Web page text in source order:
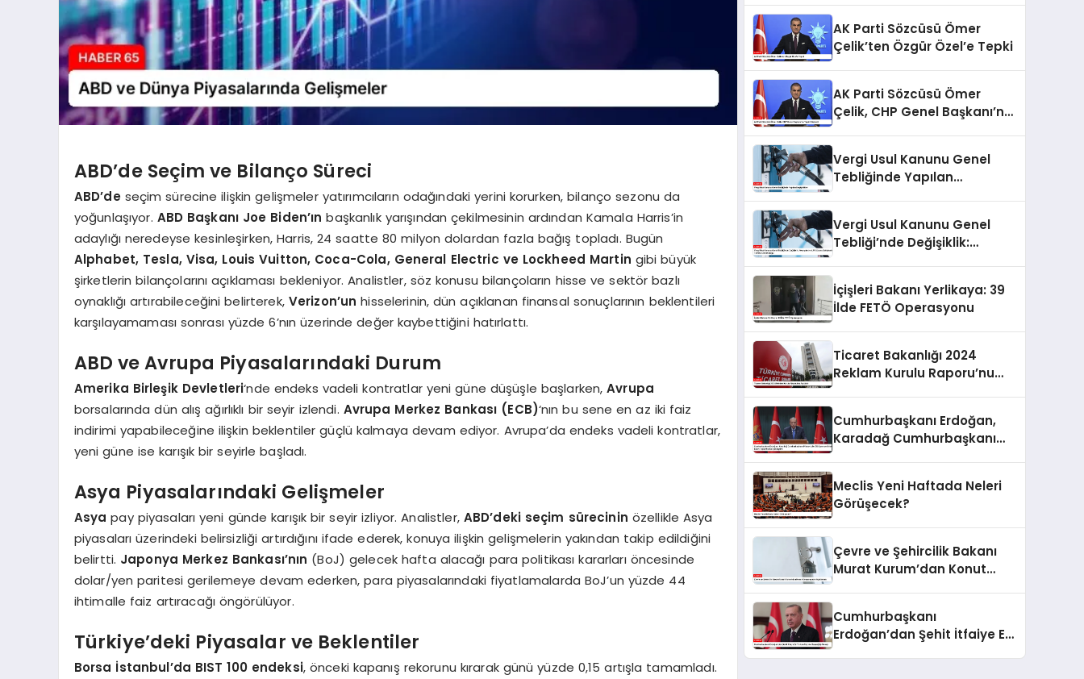
ABD’de Seçim ve Bilanço Süreci
ABD’deseçim sürecine ilişkin gelişmeler yatırımcıların odağındaki yerini korurken, bilanço sezonu da
yoğunlaşıyor. ABD Başkanı Joe Biden’ın başkanlık yarışından çekilmesinin ardından Kamala Harris’in
adaylığı neredeyse kesinleşirken, Harris, 24 saatte 80 milyon dolardan fazla bağış topladı. Bugün
Alphabet, Tesla, Visa, Louis Vuitton, Coca-Cola, General Electric ve Lockheed Martin gibi büyük
şirketlerin bilançolarını açıklaması bekleniyor. Analistler, söz konusu bilançoların hisse ve sektör bazlı
oynaklığı artırabileceğini belirterek, Verizon’un hisselerinin, dün açıklanan finansal sonuçlarının beklentileri
karşılayamaması sonrası yüzde 6’nın üzerinde değer kaybettiğini hatırlattı.
ABD ve Avrupa Piyasalarındaki Durum
Amerika Birleşik Devletleri‘nde endeks vadeli kontratlar yeni güne düşüşle başlarken,Avrupa
borsalarında dün alış ağırlıklı bir seyir izlendi. Avrupa Merkez Bankası (ECB)‘nın bu sene en az iki faiz
indirimi yapabileceğine ilişkin beklentiler güçlü kalmaya devam ediyor. Avrupa’da endeks vadeli kontratlar,
yeni güne ise karışık bir seyirle başladı.
Asya Piyasalarındaki Gelişmeler
Asya pay piyasaları yeni günde karışık bir seyir izliyor. Analistler, ABD’deki seçim sürecinin özellikle Asya
piyasaları üzerindeki belirsizliği artırdığını ifade ederek, konuya ilişkin gelişmelerin yakından takip edildiğini
belirtti. Japonya Merkez Bankası’nın (BoJ) gelecek hafta alacağı para politikası kararları öncesinde
dolar/yen paritesi gerilemeye devam ederken, para piyasalarındaki fiyatlamalarda BoJ’un yüzde 44
ihtimalle faiz artıracağı öngörülüyor.
Türkiye’deki Piyasalar ve Beklentiler
Borsa İstanbul’da BIST 100 endeksi, önceki kapanış rekorunu kırarak günü yüzde 0,15 artışla tamamladı.
AK Parti Sözcüsü Ömer
Çelik’ten Özgür Özel’e Tepki
AK Parti Sözcüsü Ömer
Çelik, CHP Genel Başkanı’na
Vergi Usul Kanunu Genel
Tebliğinde Yapılan
Vergi Usul Kanunu Genel
Tebliği’nde Değişiklik:
Zorunluluğu
İçişleri Bakanı Yerlikaya: 39
İlde FETÖ Operasyonu
Ticaret Bakanlığı 2024
Reklam Kurulu Raporu’nu
Cumhurbaşkanı Erdoğan,
Karadağ Cumhurbaşkanı
Gerçekleştirdi
Meclis Yeni Haftada Neleri
Görüşecek?
Çevre ve Şehircilik Bakanı
Murat Kurum’dan Konut
Cumhurbaşkanı
Erdoğan’dan Şehit İtfaiye Eri